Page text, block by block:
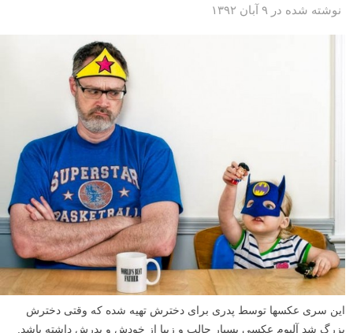
اطراف ما وجود داشته است. عکاسان طبیعت با ویرایش عکس های خود، اثر
هایی خلق می کنند که حتی در طبیعت هم دیده نمی شوند، عکس هایی که از
دیدن آن ها سیر نمی شویم. در ادامه این مطلب شما را به خواندن دنباله
مصاحبه با کریستوفر (قسمت دوم)، عکاس حرفه ای طبیعت، دعوت می
ادامه مطلب
پروژه عکاسی – سری عکسهای طنز با موضوع بهترین پدر
دنیا
نوشته شده در ۹ آبان ۱۳۹۲